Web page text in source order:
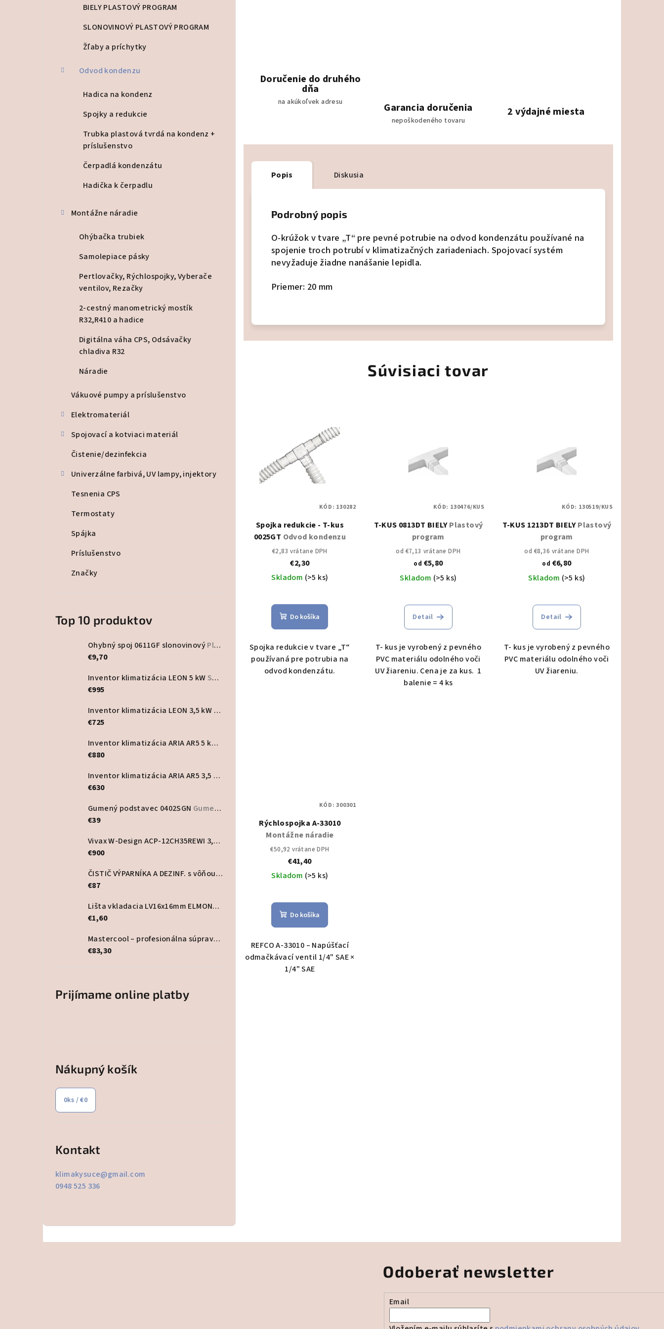
BIELY PLASTOVÝ PROGRAM
SLONOVINOVÝ PLASTOVÝ PROGRAM
Žľaby a príchytky
Odvod kondenzu
Hadica na kondenz
Spojky a redukcie
Trubka plastová tvrdá na kondenz +
príslušenstvo
Čerpadlá kondenzátu
Hadička k čerpadlu
Montážne náradie
Ohýbačka trubiek
Samolepiace pásky
Pertlovačky, Rýchlospojky, Vyberače
ventilov, Rezačky
2-cestný manometrický mostík
R32,R410 a hadice
Digitálna váha CPS, Odsávačky
chladiva R32
Náradie
Vákuové pumpy a príslušenstvo
Elektromateriál
Spojovací a kotviaci materiál
Čistenie/dezinfekcia
Univerzálne farbivá, UV lampy, injektory
Tesnenia CPS
Termostaty
Spájka
Príslušenstvo
Značky
Top 10 produktov
Ohybný spoj 0611GF slonovinovýPlastový program
€9,70
Inventor klimatizácia LEON 5 kWSet vonkajšia a vnútorná jednotka
€995
Inventor klimatizácia LEON 3,5 kW
Set vonkajšia a vnútorná jednotka
€725
Inventor klimatizácia ARIA AR5 5 kW
€880
Inventor klimatizácia ARIA AR5 3,5 kW
€630
Gumený podstavec 0402SGN Gumené a plastové podstavce
€39
Vivax W-Design ACP-12CH35REWI 3,5 kW nástenná klimatizácia
Set vonkajšia a vnútorná jednotka
€900
ČISTIČ VÝPARNÍKA A DEZINF. s vôňou PurAire ECD 5L
Čistenie/dezinfekcia
€87
Lišta vkladacia LV16x16mm ELMONT, biela
Elektromateriál
€1,60
Mastercool – profesionálna súprava lepidla na HVAC potrubia
€83,30
Prijímame online platby
Nákupný košík
0ks /€0
Kontakt
klimakysuce@gmail.com
0948 525 336
Doručenie do druhého
dňa
na akúkoľvek adresu Garancia doručenia
nepoškodeného tovaru
2 výdajné miesta
Popis Diskusia
Podrobný popis
O-krúžok v tvare „T“ pre pevné potrubie na odvod kondenzátu používané na
spojenie troch potrubí v klimatizačných zariadeniach. Spojovací systém
nevyžaduje žiadne nanášanie lepidla.
Priemer: 20 mm
Súvisiaci tovar
Spojka redukcie - T-kus
0025GT Odvod kondenzu
€2,83 vrátane DPH
€2,30
Skladom (>5 ks)
Do košíka
Spojka redukcie v tvare „T“
používaná pre potrubia na
odvod kondenzátu.
KÓD: 130282
T-KUS 0813DT BIELYPlastový
program
od €7,13 vrátane DPH
od €5,80
Skladom (>5 ks)
Detail
T- kus je vyrobený z pevného
PVC materiálu odolného voči
UV žiareniu. Cena je za kus. 1
balenie = 4 ks
KÓD: 130476/KUS
T-KUS 1213DT BIELYPlastový
program
od €8,36 vrátane DPH
od €6,80
Skladom (>5 ks)
Detail
T- kus je vyrobený z pevného
PVC materiálu odolného voči
UV žiareniu.
KÓD: 130519/KUS
Rýchlospojka A-33010
Montážne náradie
€50,92 vrátane DPH
€41,40
Skladom (>5 ks)
Do košíka
REFCO A-33010 – Napúšťací
odmačkávací ventil 1/4" SAE ×
1/4" SAE
KÓD:300301
Odoberať newsletter
Email